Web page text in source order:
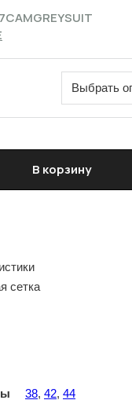
Костюм с юбкой
В корзину
сетка
38, 42, 44